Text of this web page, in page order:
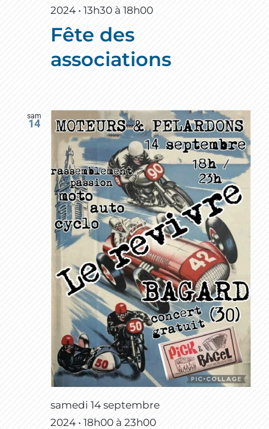
2024 • 13h30 à 18h00
Fête des
associations
sam
14
samedi 14 septembre
2024 • 18h00 à 23h00